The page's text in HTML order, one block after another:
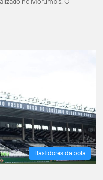
Bastidores da bola